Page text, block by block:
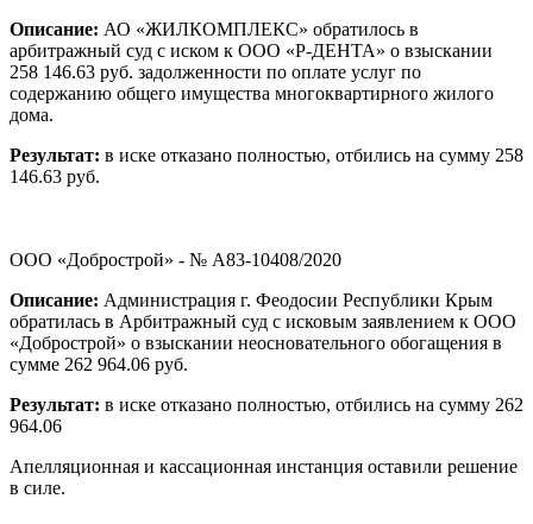
Описание: АО «ЖИЛКОМПЛЕКС» обратилось в
арбитражный суд с иском к ООО «Р-ДЕНТА» о взыскании
258 146.63 руб. задолженности по оплате услуг по
содержанию общего имущества многоквартирного жилого
дома.
Результат: в иске отказано полностью, отбились на сумму 258
146.63 руб.
ООО «Добрострой» - № А83-10408/2020
Описание: Администрация г. Феодосии Республики Крым
обратилась в Арбитражный суд с исковым заявлением к ООО
«Добрострой» о взыскании неосновательного обогащения в
сумме 262 964.06 руб.
Результат: в иске отказано полностью, отбились на сумму 262
964.06
Апелляционная и кассационная инстанция оставили решение
в силе.